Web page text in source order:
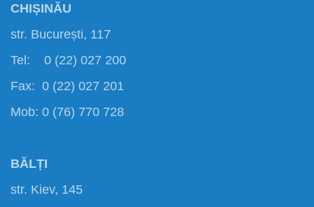
CHIȘINĂU
str. București, 117
Tel: 0 (22) 027 200
Fax: 0 (22) 027 201
Mob: 0 (76) 770 728
BĂLȚI
str. Kiev, 145